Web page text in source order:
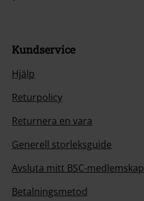
Kundservice
Hjälp
Returpolicy
Returnera en vara
Generell storleksguide
Avsluta mitt BSC-medlemskap
Betalningsmetod